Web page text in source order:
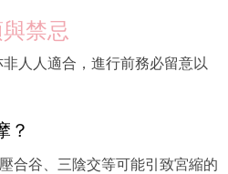
禁忌
人人適合，進行前務必留意以
？
合谷、三陰交等可能引致宮縮的